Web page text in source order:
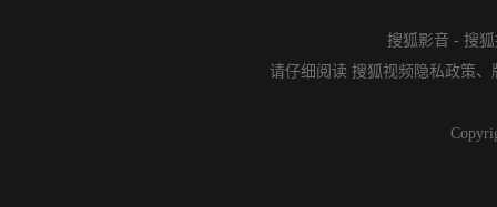
搜狐影音 - 搜
请仔细阅读 搜狐视频隐私政策、